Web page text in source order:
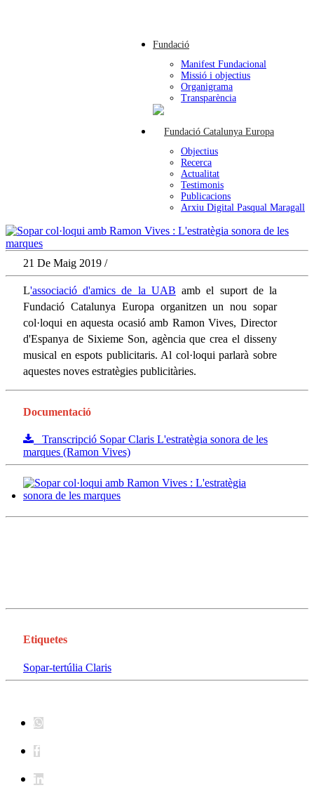
Fundació
Manifest Fundacional
Missió i objectius
Organigrama
Transparència
Objectius
Recerca
Actualitat
Testimonis
Publicacions
Arxiu Digital Pasqual Maragall
21 De Maig 2019 /
L'associació d'amics de la UAB amb el suport de la
Fundació Catalunya Europa organitzen un nou sopar
col·loqui en aquesta ocasió amb Ramon Vives, Director
d'Espanya de Sixieme Son, agència que crea el disseny
musical en espots publicitaris. Al col·loqui parlarà sobre
aquestes noves estratègies publicitàries.
Documentació
Transcripció Sopar Claris L'estratègia sonora de les
marques (Ramon Vives)
Etiquetes
Sopar-tertúlia Claris